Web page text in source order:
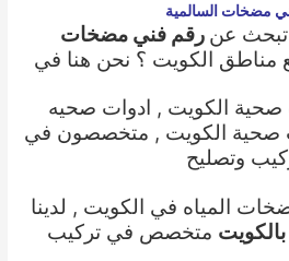
مضخات السالمية
تبحث عن رقم فني مضخات
مناطق الكويت ؟ نحن هنا في
صحية الكويت , ادوات صحيه
صحية الكويت , متخصصون في
وتصليح
المياه في الكويت , لدينا
متخصص في تركيب